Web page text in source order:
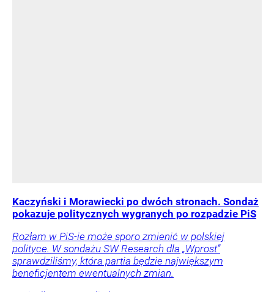
Kaczyński i Morawiecki po dwóch stronach. Sondaż
pokazuje politycznych wygranych po rozpadzie PiS
Rozłam w PiS-ie może sporo zmienić w polskiej
polityce. W sondażu SW Research dla „Wprost”
sprawdziliśmy, która partia będzie największym
beneficjentem ewentualnych zmian.